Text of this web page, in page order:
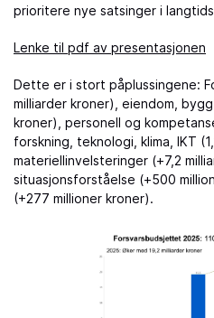
prioritere nye satsinger i
Lenke til pdf av presentasjonen
Dette er i stort påplussingene:
milliarder kroner), eiendom,
kroner), personell og
forskning, teknologi, klima, IKT
materiellinvelsteringer (+7,2
situasjonsforståelse (+500
(+277 millioner kroner).